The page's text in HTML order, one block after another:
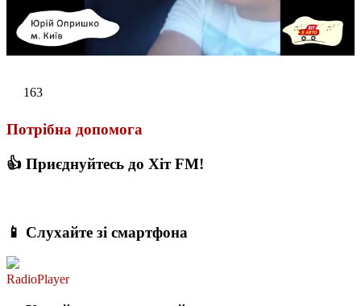
163
Потрібна допомога
👍 Приєднуйтесь до Хіт FM!
📱 Слухайте зі смартфона
RadioPlayer